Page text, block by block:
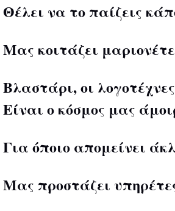
Θέλει να το παίζεις
Μας κοιτάζει
Βλαστάρι, οι
Είναι ο κόσμος μας
Για όποιο απομείνει
Μας προστάζει